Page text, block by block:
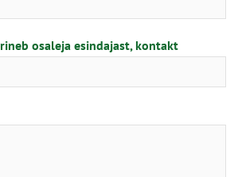
osaleja esindajast, kontakt